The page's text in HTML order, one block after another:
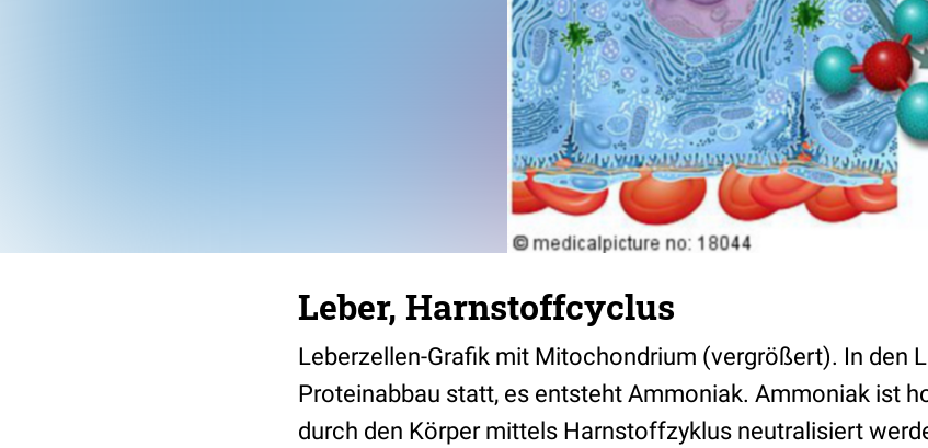
Leber, Harnstoffcyclus
Leberzellen-Grafik mit Mitochondrium (vergrößert). In den
Proteinabbau statt, es entsteht Ammoniak. Ammoniak ist
durch den Körper mittels Harnstoffzyklus neutralisiert